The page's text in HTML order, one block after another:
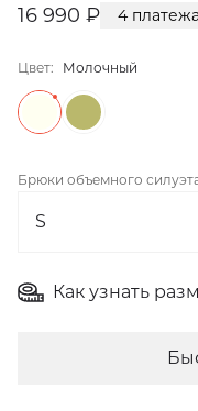
16 990 ₽ 4
Цвет: Молочный
Брюки объемного
Как узнать